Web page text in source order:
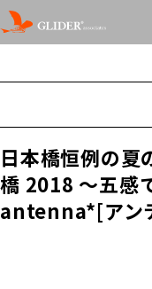
日本橋恒例の夏
橋 2018 ～五感
antenna*[アン